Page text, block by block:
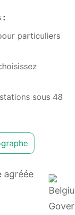
:
particuliers
sous 48
agréée